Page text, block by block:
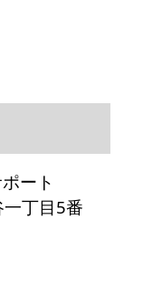
ート
丁目5番